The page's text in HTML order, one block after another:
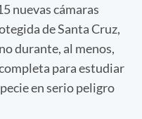
nuevas cámaras
de Santa Cruz,
durante, al menos,
para estudiar
en serio peligro